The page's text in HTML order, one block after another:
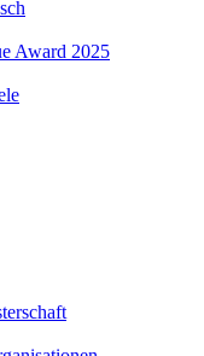
Award 2025